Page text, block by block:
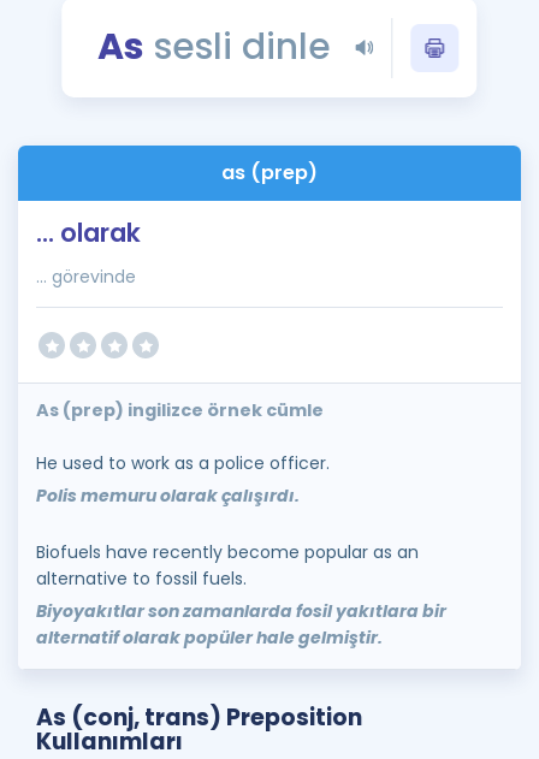
Blog
İngilizce Gramer
As sesli dinle
as (prep)
... olarak
... görevinde
As (prep) ingilizce örnek cümle
He used to work as a police officer.
Polis memuru olarak çalışırdı.
Biofuels have recently become popular as an
alternative to fossil fuels.
Biyoyakıtlar son zamanlarda fosil yakıtlara bir
alternatif olarak popüler hale gelmiştir.
As (conj, trans) Preposition
Kullanımları